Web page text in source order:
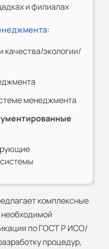
и филиалах
качества/экологии/
менеджмента
комплексные
необходимой
по ГОСТ Р ИСО/
процедур,